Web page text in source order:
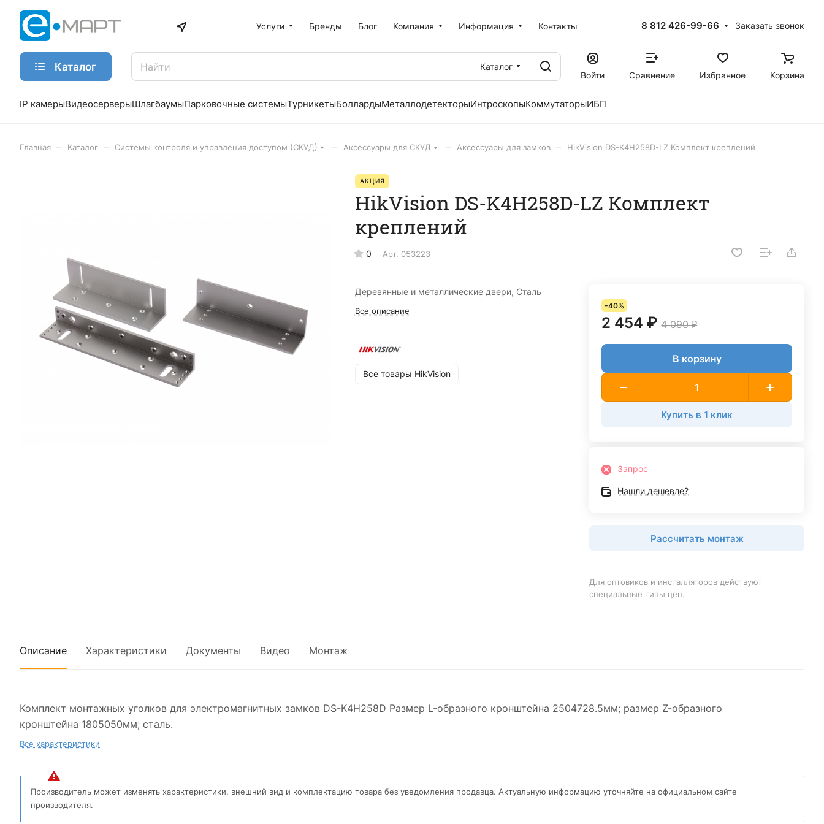
Услуги Бренды Блог Компания Информация Контакты 8 812 426-99-66 Заказать звонок
Каталог
Каталог
Войти
Сравнение Избранное Корзина
IP камерыВидеосерверыШлагбаумыПарковочные системыТурникетыБоллардыМеталлодетекторыИнтроскопыКоммутаторыИБП
Главная Каталог Системы контроля и управления доступом (СКУД) Аксессуары для СКУД Аксессуары для замков HikVision DS-K4H258D-LZ Комплект креплений
АКЦИЯ
HikVision DS-K4H258D-LZ Комплект
креплений
0 Арт. 053223
Деревянные и металлические двери, Сталь
Все описание
Все товары HikVision
-40%
2 454 ₽ 4 090 ₽
В корзину
Купить в 1 клик
Запрос
Нашли дешевле?
Рассчитать монтаж
Для оптовиков и инсталляторов действуют
специальные типы цен.
Описание Характеристики Документы Видео Монтаж
Комплект монтажных уголков для электромагнитных замков DS-K4H258D Размер L-образного кронштейна 2504728.5мм; размер Z-образного
кронштейна 1805050мм; сталь.
Все характеристики
Производитель может изменять характеристики, внешний вид и комплектацию товара без уведомления продавца. Актуальную информацию уточняйте на официальном сайте
производителя.